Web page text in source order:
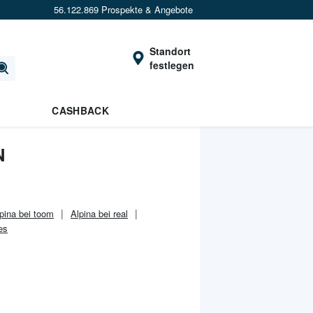
56.122.869 Prospekte & Angebote
Standort
festlegen
CASHBACK
bei toom
Alpina bei real